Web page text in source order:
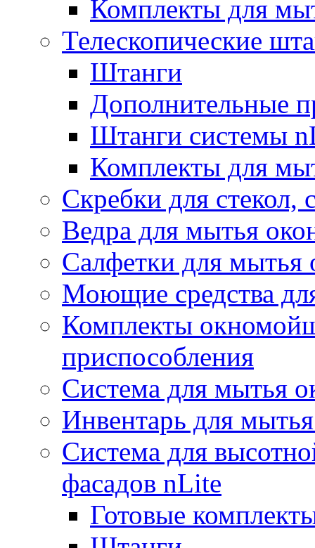
Комплекты для
Телескопические
Штанги
Дополнительные
Штанги системы
Комплекты для
Скребки для стекол,
Ведра для мытья
Салфетки для мытья
Моющие средства
Комплекты
приспособления
Система для мытья
Инвентарь для
Система для
фасадов nLite
Готовые